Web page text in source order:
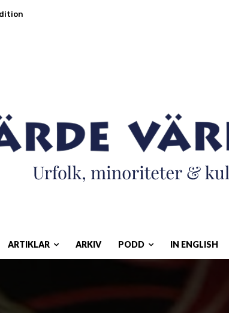
ARTIKLAR ARKIV PODD IN ENGLISH